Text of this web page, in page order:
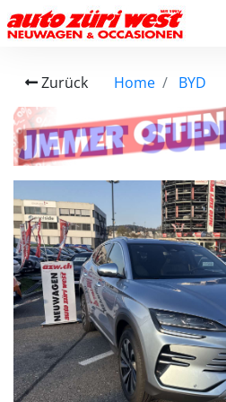
Zurück Home BYD